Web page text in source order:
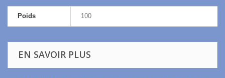
Poids 100
EN SAVOIR PLUS